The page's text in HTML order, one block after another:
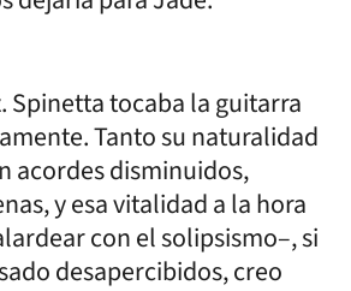
Spinetta tocaba la guitarra
Tanto su naturalidad
acordes disminuidos,
y esa vitalidad a la hora
con el solipsismo–, si
desapercibidos, creo